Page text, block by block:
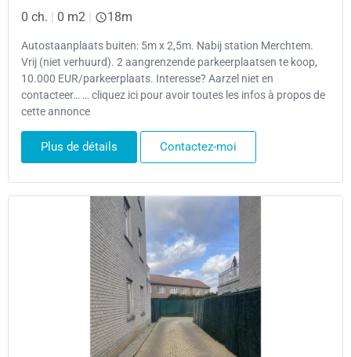
0 ch. | 0 m2 | 18m
Autostaanplaats buiten: 5m x 2,5m. Nabij station Merchtem.
Vrij (niet verhuurd). 2 aangrenzende parkeerplaatsen te koop,
10.000 EUR/parkeerplaats. Interesse? Aarzel niet en
contacteer… … cliquez ici pour avoir toutes les infos à propos de
cette annonce
Plus de détails Contactez-moi